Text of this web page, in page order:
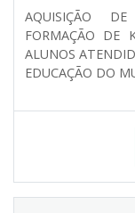
AQUISIÇÃO
FORMAÇÃO DE
ALUNOS
EDUCAÇÃO DO